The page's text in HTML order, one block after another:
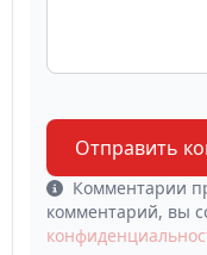
Отправить
Комментарии
комментарий, вы